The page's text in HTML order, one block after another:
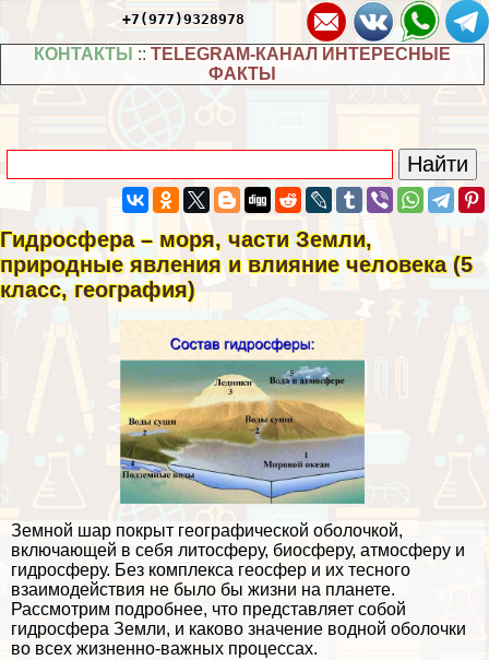
+7(977)9328978
КОНТАКТЫ :: TELEGRAM-КАНАЛ ИНТЕРЕСНЫЕ
ФАКТЫ
Гидросфера – моря, части Земли,
природные явления и влияние человека (5
класс, география)
Земной шар покрыт географической оболочкой,
включающей в себя литосферу, биосферу, атмосферу и
гидросферу. Без комплекса геосфер и их тесного
взаимодействия не было бы жизни на планете.
Рассмотрим подробнее, что представляет собой
гидросфера Земли, и каково значение водной оболочки
во всех жизненно-важных процессах.